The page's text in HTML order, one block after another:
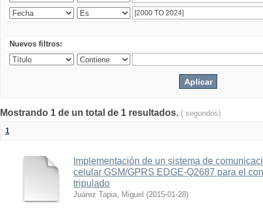
Nuevos filtros:
Mostrando 1 de un total de 1 resultados. ( segundos)
1
Implementación de un sistema de
celular GSM/GPRS EDGE-Q2687 para el
tripulado
Juárez Tapia, Miguel (2015-01-28)